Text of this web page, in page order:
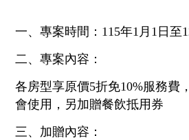
LANGUAGE
線上購物
一、專案時間：115年1月1日至
二、專案內容：
各房型享原價5折免10%服務費
會使用，另加贈餐飲抵用券
三、加贈內容：